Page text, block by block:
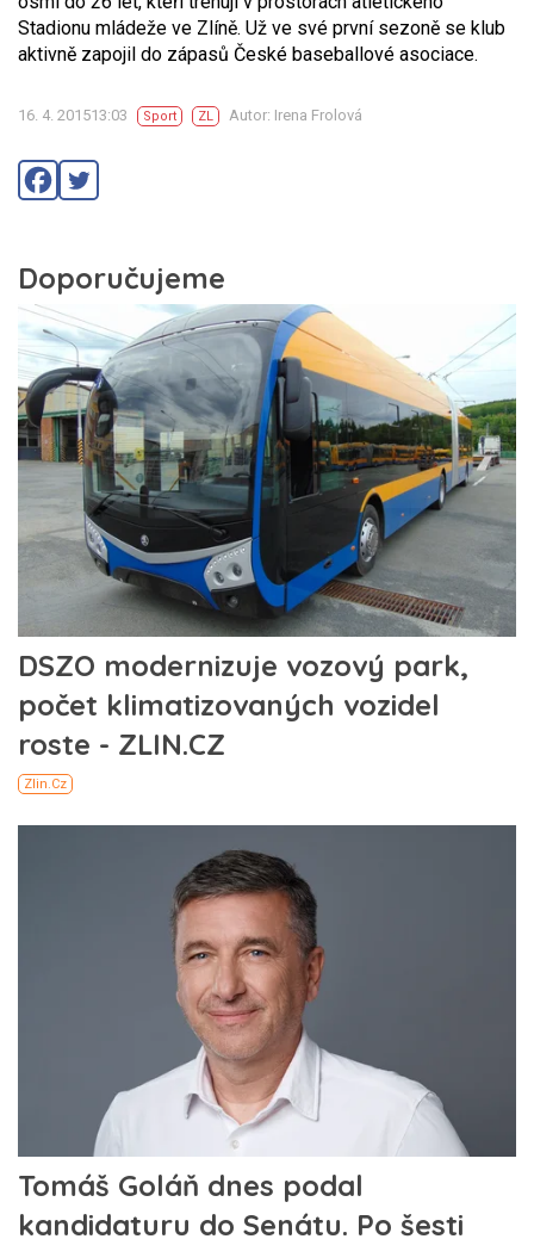
Stadionu mládeže ve Zlíně. Už ve své první sezoně se klub
aktivně zapojil do zápasů České baseballové asociace.
16. 4. 201513:03 Sport ZL Autor: Irena Frolová